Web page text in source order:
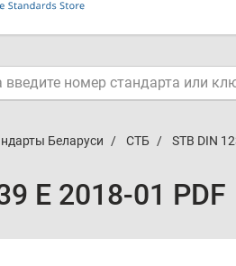
Беларуси СТБ STB DIN
E 2018-01 PDF